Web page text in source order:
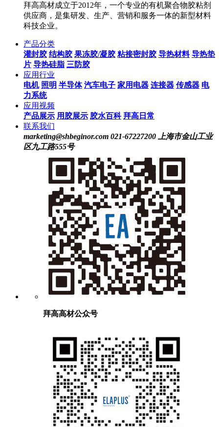
拜高高材成立于2012年，一个专业的有机聚合物胶粘剂
供应商，是集研发、生产、营销和服务一体的新型材料
科技企业。
产品分类
灌封胶 结构胶 果冻胶/凝胶 粘接密封胶 导热材料 导热垫
片 导热硅脂 三防胶
应用行业
电机 照明 半导体 汽车电子 家用电器 连接器 传感器 电
力系统
应用视频
产品展示 用胶展示 胶水百科 拜高日常
联系我们
marketing@shbeginor.com 021-67227200
上海市金山工业
区九工路555号
拜高高材公众号